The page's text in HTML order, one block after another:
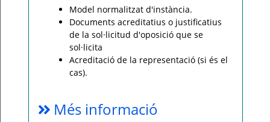
Model normalitzat d'instància.
Documents acreditatius o justificatius
de la sol·licitud d'oposició que se
sol·licita
Acreditació de la representació (si és el
cas).
Més informació